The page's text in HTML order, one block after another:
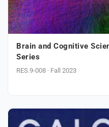
Brain and Cognitive
Series
RES.9-008 · Fall 2023